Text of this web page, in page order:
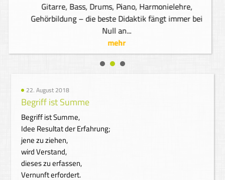
Gitarre, Bass, Drums, Piano, Harmonielehre,
Gehörbildung – die beste Didaktik fängt immer bei
Null an...
mehr
22. August 2018
Begriff ist Summe
Begriff ist Summe,
Idee Resultat der Erfahrung;
jene zu ziehen,
wird Verstand,
dieses zu erfassen,
Vernunft erfordert.